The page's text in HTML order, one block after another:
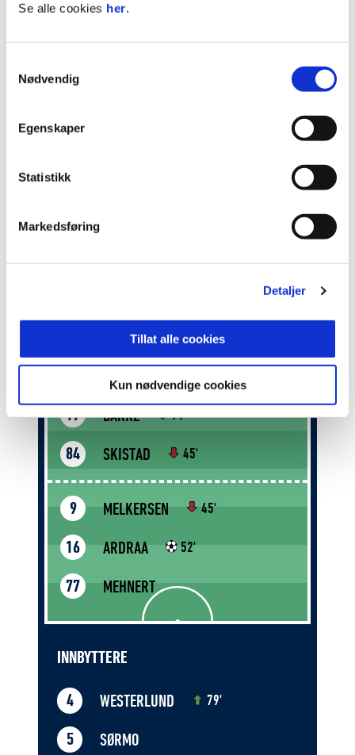
Se alle cookies her.
Nødvendig
Egenskaper
Statistikk
Markedsføring
Detaljer
Tillat alle cookies
Kun nødvendige cookies
3 TROMSØ
4 LILLESTRØM 15 25
71 VALSVIK 44'
STENGEL
17 BAKKE 79'
84 SKISTAD 45'
9 MELKERSEN 45'
16 ARDRAA 52'
77 MEHNERT
INNBYTTERE
4 WESTERLUND 79'
5 SØRMO